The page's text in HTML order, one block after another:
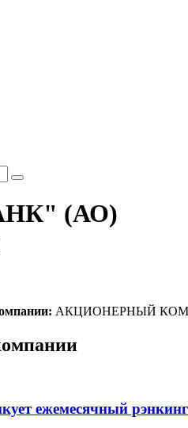
(АО)
АКЦИОНЕРНЫЙ
ежемесячный